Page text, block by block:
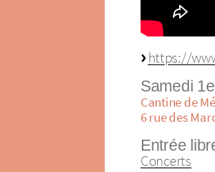
https://
Samedi
Cantine de
6 rue des
Entrée
Concerts